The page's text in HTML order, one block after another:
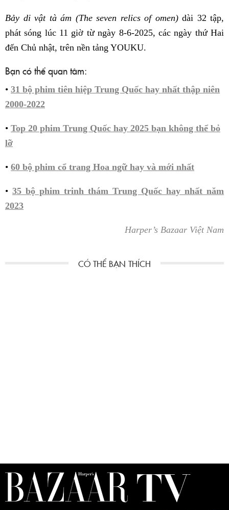
Bảy di vật tà ám (The seven relics of omen)dài 32 tập,
phát sóng lúc 11 giờ từ ngày 8-6-2025, các ngày thứ Hai
đến Chủ nhật, trên nền tảng YOUKU.
Bạn có thể quan tâm:
• 31 bộ phim tiên hiệp Trung Quốc hay nhất thập niên
2000-2022
• Top 20 phim Trung Quốc hay 2025 bạn không thể bỏ
lỡ
• 60 bộ phim cổ trang Hoa ngữ hay và mới nhất
• 35 bộ phim trinh thám Trung Quốc hay nhất năm
2023
Harper’s Bazaar Việt Nam